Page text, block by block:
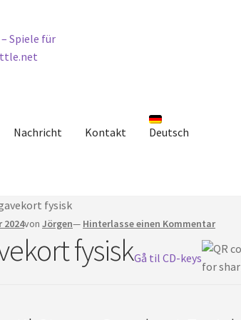
Nachricht Kontakt Deutsch
fysisk
2024vonJörgen— Hinterlasse einen Kommentar
fysiskGå til CD-keys